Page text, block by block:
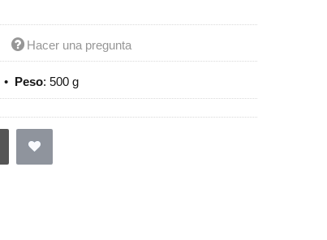
Hacer una pregunta
• Peso:500 g